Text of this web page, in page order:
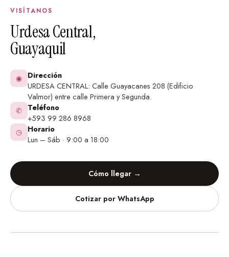
VISÍTANOS
Urdesa Central,
Guayaquil
◉ Dirección
URDESA CENTRAL: Calle Guayacanes 208 (Edificio
Valmor) entre calle Primera y Segunda.
✆
Teléfono
+593 99 286 8968
◷ Horario
Lun – Sáb · 9:00 a 18:00
Cómo llegar →
Cotizar por WhatsApp
Vinilos Decorativos